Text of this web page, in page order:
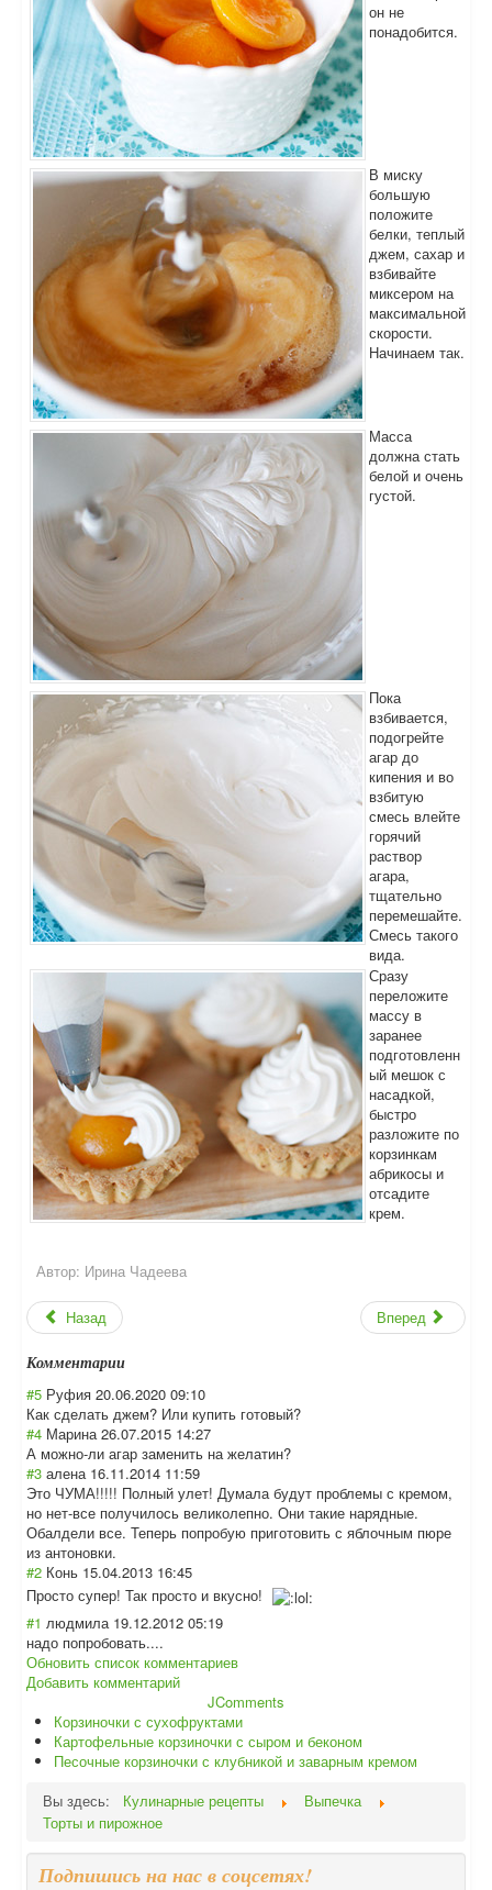
он не
понадобится.
В миску
большую
положите
белки, теплый
джем, сахар и
взбивайте
миксером на
максимальной
скорости.
Начинаем так.
Масса
должна стать
белой и очень
густой.
Пока
взбивается,
подогрейте
агар до
кипения и во
взбитую
смесь влейте
горячий
раствор
агара,
тщательно
перемешайте.
Смесь такого
вида.
Сразу
переложите
массу в
заранее
подготовленн
ый мешок с
насадкой,
быстро
разложите по
корзинкам
абрикосы и
отсадите
крем.
Автор: Ирина Чадеева
Назад Вперед
Комментарии
#5 Руфия 20.06.2020 09:10
Как сделать джем? Или купить готовый?
#4 Марина 26.07.2015 14:27
А можно-ли агар заменить на желатин?
#3 алена 16.11.2014 11:59
Это ЧУМА!!!!! Полный улет! Думала будут проблемы с кремом,
но нет-все получилось великолепно. Они такие нарядные.
Обалдели все. Теперь попробую приготовить с яблочным пюре
из антоновки.
#2 Конь 15.04.2013 16:45
Просто супер! Так просто и вкусно!
#1 людмила 19.12.2012 05:19
надо попробовать....
Обновить список комментариев
Добавить комментарий
JComments
Корзиночки с сухофруктами
Картофельные корзиночки с сыром и беконом
Песочные корзиночки с клубникой и заварным кремом
Вы здесь:
Кулинарные рецепты
Выпечка
Торты и пирожное
Подпишись на нас в соцсетях!